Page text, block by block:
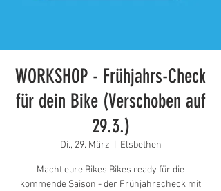
WORKSHOP - Frühjahrs-Check
für dein Bike (Verschoben auf
29.3.)
Di., 29. März Elsbethen
Macht eure Bikes Bikes ready für die
kommende Saison - der Frühjahrscheck mit